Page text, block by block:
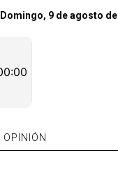
Domingo, 9 de agosto
OPINIÓN